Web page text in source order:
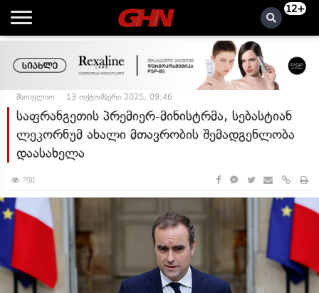
12+
მსოფლიო 13 ოქტომბერი 2025, 09:46
საფრანგეთის პრემიერ-მინისტრმა, სებასტიან
ლეკორნუმ ახალი მთავრობის შემადგენლობა
დაასახელა
798